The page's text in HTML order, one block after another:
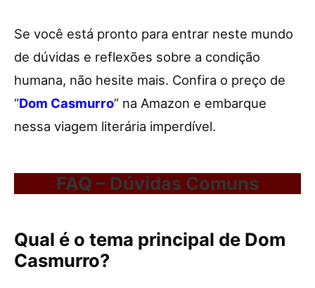
Se você está pronto para entrar neste mundo
de dúvidas e reflexões sobre a condição
humana, não hesite mais. Confira o preço de
“Dom Casmurro” na Amazon e embarque
nessa viagem literária imperdível.
FAQ – Dúvidas Comuns
Qual é o tema principal de Dom
Casmurro?